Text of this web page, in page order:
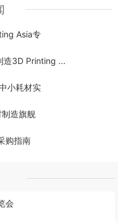
Asia专
造3D Printing ...
小耗材实
造旗舰
购指南
会